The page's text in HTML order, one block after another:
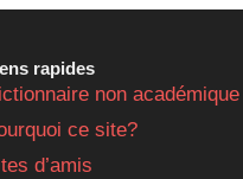
rapides
non académique
ce site?
d’amis